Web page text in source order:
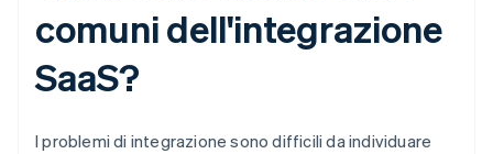
comuni dell'integrazione
SaaS?
I problemi di integrazione sono difficili da individuare